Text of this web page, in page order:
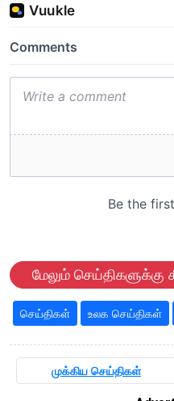
மேலும் செய்திகளுக்கு
செய்திகள் உலக செய்திகள்
முக்கிய செய்திகள்